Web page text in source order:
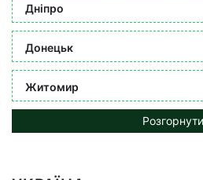
Дніпро
Донецьк
Житомир
Розгорнути